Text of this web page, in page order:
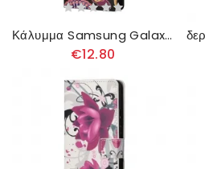
Κάλυμμα Samsung Galaxy A13 5G Σχέδια Γαλαξία
€12.80